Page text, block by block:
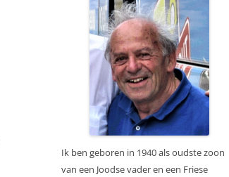
Ik ben geboren in 1940 als oudste zoon
van een Joodse vader en een Friese